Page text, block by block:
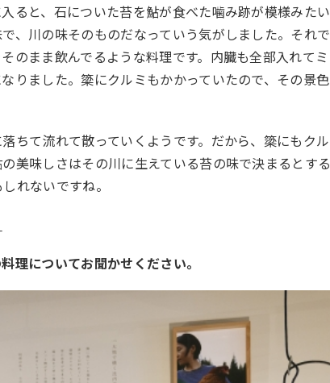
ると、石についた苔を鮎が食べた噛み跡が模様みたい
、川の味そのものだなっていう気がしました。それで
のまま飲んでるような料理です。内臓も全部入れてミ
りました。簗にクルミもかかっていたので、その景色
ちて流れて散っていくようです。だから、簗にもクル
美味しさはその川に生えている苔の味で決まるとする
れないですね。
理についてお聞かせください。